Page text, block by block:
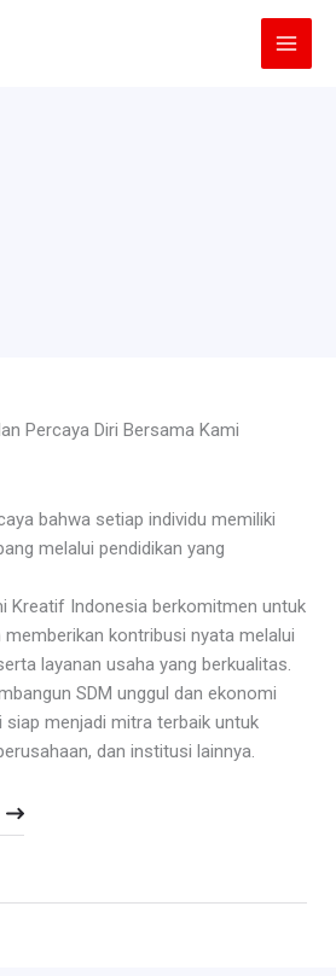
Percaya Diri Bersama Kami
bahwa setiap individu memiliki
melalui pendidikan yang
Kreatif Indonesia berkomitmen untuk
kontribusi nyata melalui
layanan usaha yang berkualitas.
SDM unggul dan ekonomi
menjadi mitra terbaik untuk
dan institusi lainnya.